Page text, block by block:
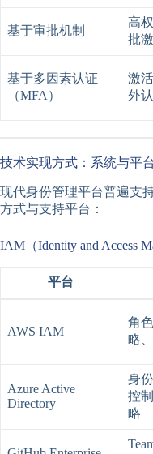
基于审批机制
高
批
基于多因素认证
（MFA）
激
外
技术实现方式：系统与平
现代身份管理平台普遍支
方式与支持平台：
IAM（Identity and Access
平台
AWS IAM
角
略
Azure Active
Directory
身
控
略